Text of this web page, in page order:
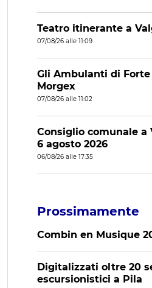
Teatro itinerante a
07/08/26 alle 11:09
Gli Ambulanti di
Morgex
07/08/26 alle 11:02
Consiglio comunale a
6 agosto 2026
06/08/26 alle 17:35
Prossimamente
Combin en Musique
Digitalizzati oltre 20
escursionistici a Pila